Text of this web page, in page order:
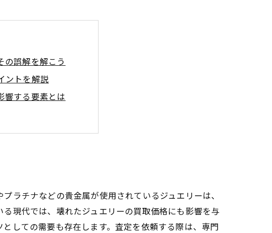
の誤解を解こう
ントを解説
響する要素とは
穴
リーの新たな活用法
の基本知識
ラチナなどの貴金属が使用されているジュエリーは、
現代では、壊れたジュエリーの買取価格にも影響を与
しての需要も存在します。査定を依頼する際は、専門